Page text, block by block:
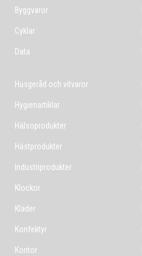
Byggvaror
Cyklar
Data
Husgeråd och vitvaror
Hygienartiklar
Hälsoprodukter
Hästprodukter
Industriprodukter
Klockor
Kläder
Konfektyr
Kontor